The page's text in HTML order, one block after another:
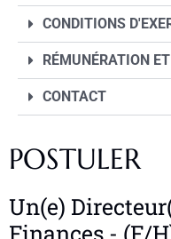
CONDITIONS
RÉMUNÉRATION
CONTACT
POSTULER
Un(e)